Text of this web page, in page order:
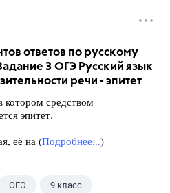
ответов по русскому
3 ОГЭ Русский язык
речи - эпитет
средством
эпитет.
её на (Подробнее...)
ОГЭ 9 класс